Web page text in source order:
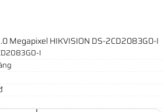
Megapixel HIKVISION DS-2CD2083G0-I
I